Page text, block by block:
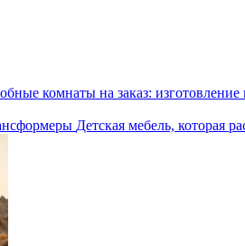
комнаты на заказ: изготовление
Детская мебель, которая